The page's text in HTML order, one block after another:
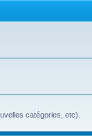
catégories, etc).